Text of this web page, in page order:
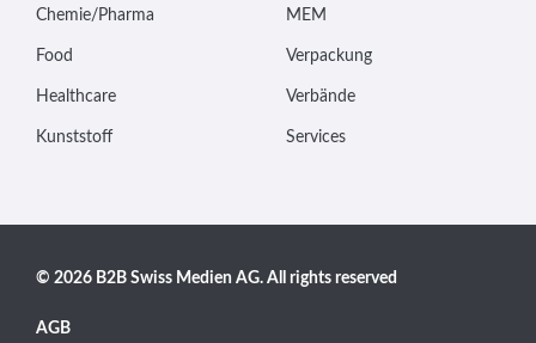
Chemie/Pharma
Food
Healthcare
Kunststoff
MEM
Verpackung
Verbände
Services
© 2026 B2B Swiss Medien AG. All rights reserved
AGB